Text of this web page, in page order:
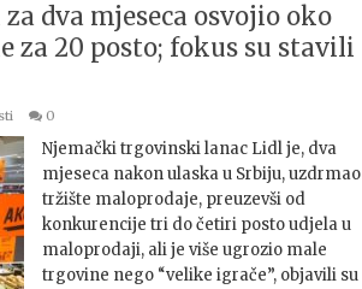
dva mjeseca osvojio oko
za 20 posto; fokus su stavili
0
Njemački trgovinski lanac Lidl je, dva
mjeseca nakon ulaska u Srbiju, uzdrmao
tržište maloprodaje, preuzevši od
konkurencije tri do četiri posto udjela u
maloprodaji, ali je više ugrozio male
trgovine nego “velike igrače”, objavili su